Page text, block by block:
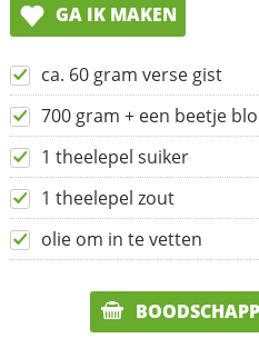
GA IK MAKEN
ca. 60 gram verse gist
700 gram + een beetje
1 theelepel suiker
1 theelepel zout
olie om in te vetten